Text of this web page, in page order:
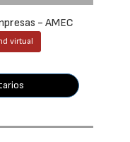
- AMEC
virtual